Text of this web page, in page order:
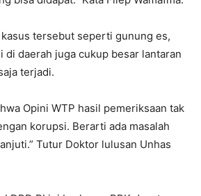
tersebut seperti gunung es,
di daerah juga cukup besar lantaran
terjadi.
Opini WTP hasil pemeriksaan tak
korupsi. Berarti ada masalah
Tutur Doktor lulusan Unhas